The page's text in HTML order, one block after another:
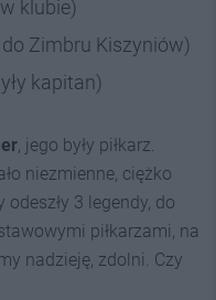
klubie)
Zimbru Kiszyniów)
kapitan)
, jego były piłkarz.
niezmienne, ciężko
3 legendy, do
piłkarzami, na
nadzieję, zdolni. Czy